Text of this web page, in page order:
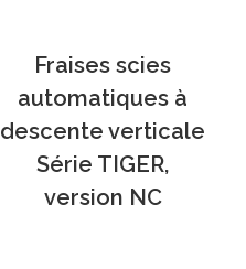
Fraises scies
automatiques à
descente verticale
Série TIGER,
version NC